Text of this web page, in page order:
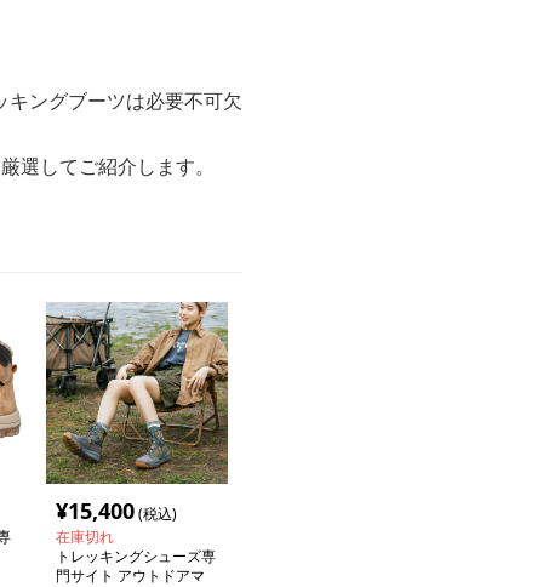
ングブーツは必要不可欠
選してご紹介します。
¥15,400(税込)
在庫切れ
トレッキングシューズ専
門サイト アウトドアマ